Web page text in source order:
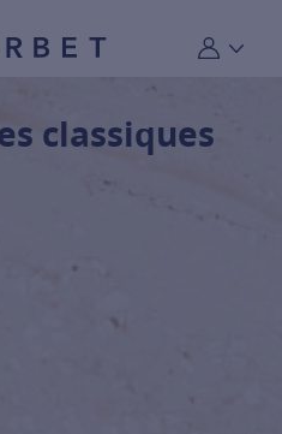
Mon
classiques